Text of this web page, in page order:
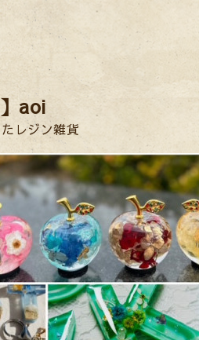
aoi
レジン雑貨